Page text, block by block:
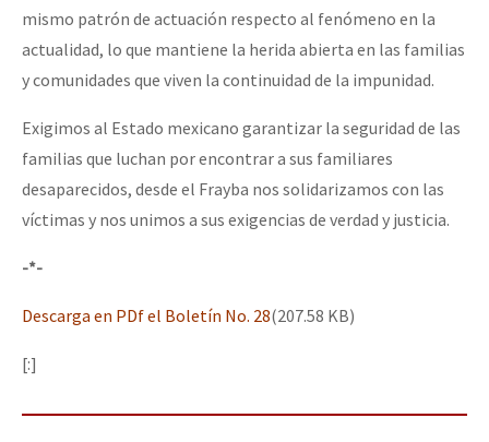
mismo patrón de actuación respecto al fenómeno en la
actualidad, lo que mantiene la herida abierta en las familias
y comunidades que viven la continuidad de la impunidad.
Exigimos al Estado mexicano garantizar la seguridad de las
familias que luchan por encontrar a sus familiares
desaparecidos, desde el Frayba nos solidarizamos con las
víctimas y nos unimos a sus exigencias de verdad y justicia.
-*-
Descarga en PDf el Boletín No. 28(207.58 KB)
[:]